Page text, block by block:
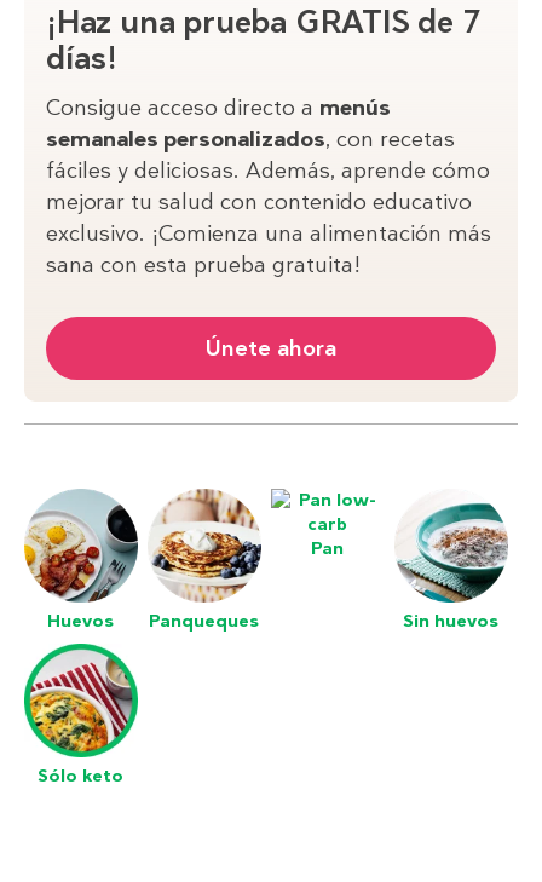
¡Haz una prueba GRATIS de 7
días!
Consigue acceso directo a menús
semanales personalizados, con recetas
fáciles y deliciosas. Además, aprende cómo
mejorar tu salud con contenido educativo
exclusivo. ¡Comienza una alimentación más
sana con esta prueba gratuita!
Únete ahora
Huevos Panqueques
Pan
Sin huevos
Sólo keto